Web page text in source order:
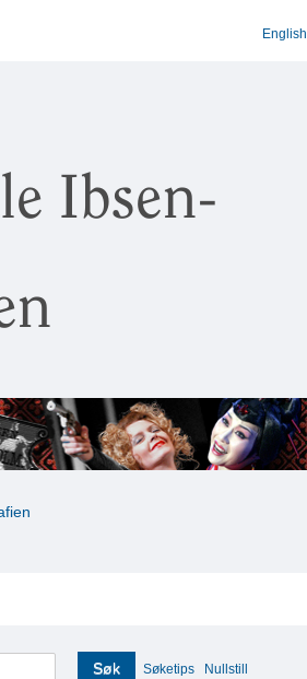
English
Ibsen-
Søk Søketips Nullstill